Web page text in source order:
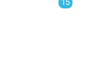
15